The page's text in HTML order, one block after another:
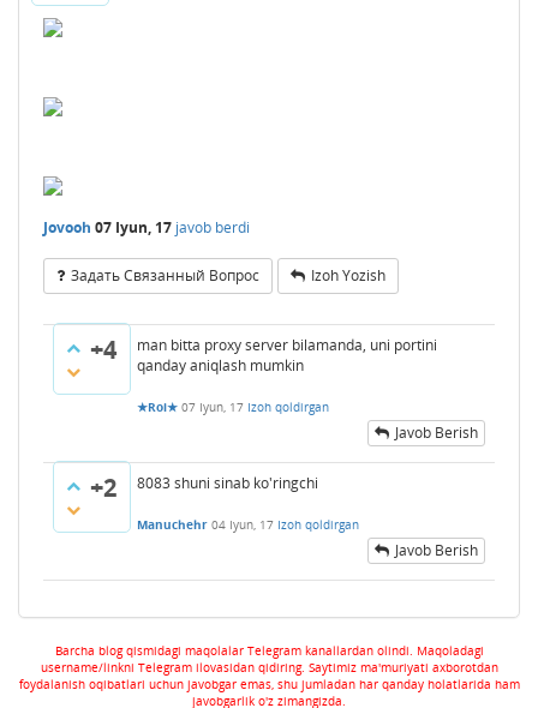
Jovooh 07 Iyun, 17 javob berdi
Задать Связанный Вопрос Izoh Yozish
+4
man bitta proxy server bilamanda, uni portini
qanday aniqlash mumkin
★Roi★ 07 Iyun, 17 Izoh qoldirgan
Javob Berish
+2 8083 shuni sinab ko'ringchi
Manuchehr 04 Iyun, 17 Izoh qoldirgan
Javob Berish
Barcha blog qismidagi maqolalar Telegram kanallardan olindi. Maqoladagi
username/linkni Telegram ilovasidan qidiring. Saytimiz ma'muriyati axborotdan
foydalanish oqibatlari uchun javobgar emas, shu jumladan har qanday holatlarida ham
javobgarlik o'z zimangizda.